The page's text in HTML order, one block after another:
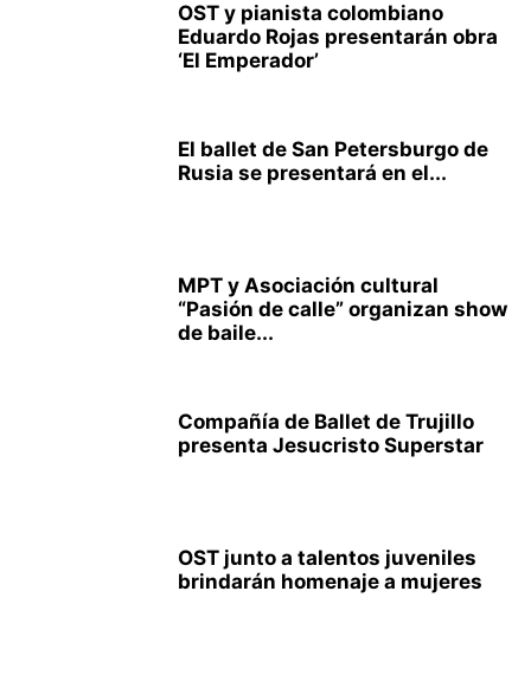
OST y pianista colombiano
Eduardo Rojas presentarán obra
‘El Emperador’
El ballet de San Petersburgo de
Rusia se presentará en el...
MPT y Asociación cultural
“Pasión de calle” organizan show
de baile...
Compañía de Ballet de Trujillo
presenta Jesucristo Superstar
OST junto a talentos juveniles
brindarán homenaje a mujeres